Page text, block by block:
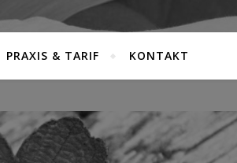
PRAXIS & TARIF KONTAKT